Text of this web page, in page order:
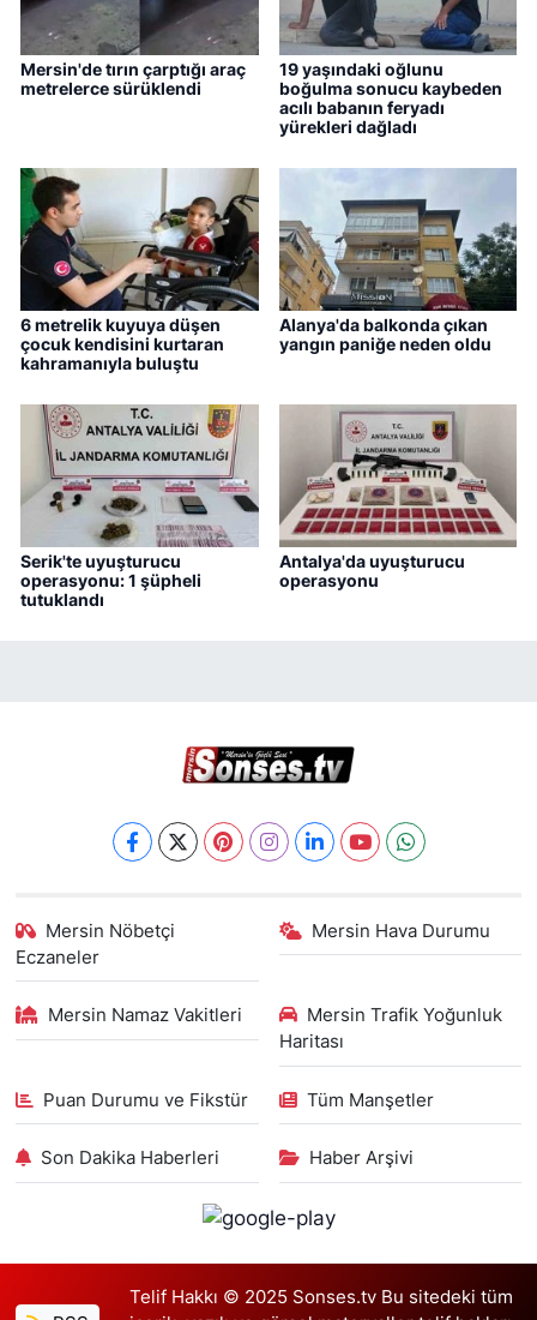
Mersin'de tırın çarptığı araç
metrelerce sürüklendi
19 yaşındaki oğlunu
boğulma sonucu kaybeden
acılı babanın feryadı
yürekleri dağladı
6 metrelik kuyuya düşen
çocuk kendisini kurtaran
kahramanıyla buluştu
Alanya'da balkonda çıkan
yangın paniğe neden oldu
Serik'te uyuşturucu
operasyonu: 1 şüpheli
tutuklandı
Antalya'da uyuşturucu
operasyonu
Mersin Nöbetçi
Eczaneler
Mersin Hava Durumu
Mersin Namaz Vakitleri
Mersin Trafik Yoğunluk
Haritası
Puan Durumu ve Fikstür Tüm Manşetler
Son Dakika Haberleri Haber Arşivi
Telif Hakkı © 2025 Sonses.tv Bu sitedeki tüm